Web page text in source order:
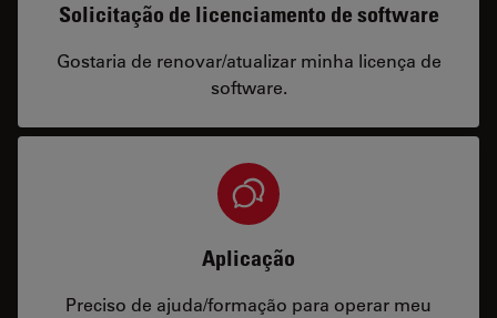
Solicitação de licenciamento de software
Gostaria de renovar/atualizar minha licença de
software.
Aplicação
Preciso de ajuda/formação para operar meu